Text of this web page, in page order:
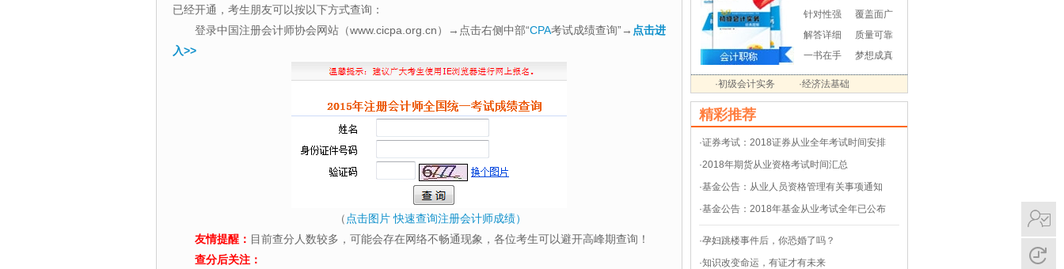
已经开通，考生朋友可以按以下方式查询：
登录中国注册会计师协会网站（www.cicpa.org.cn）→点击右侧中部“CPA考试成绩查询”→ 点击进
入>>
（ 点击图片 快速查询注册会计师成绩）
友情提醒： 目前查分人数较多，可能会存在网络不畅通现象，各位考生可以避开高峰期查询！
查分后关注：
针对性强
覆盖面广
解答详细
质量可靠
一书在手
梦想成真
·初级会计实务 ·经济法基础
精彩推荐
·证券考试：2018证券从业全年考试时间安排
·2018年期货从业资格考试时间汇总
·基金公告：从业人员资格管理有关事项通知
·基金公告：2018年基金从业考试全年已公布
·孕妇跳楼事件后，你恐婚了吗？
·知识改变命运，有证才有未来